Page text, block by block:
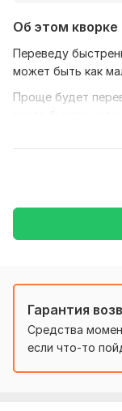
Об этом кворке
Переведу
может быть как
Проще будет
От покупателя
текст на
Тематика: Авто и
Объем услуги в
Гарантия
Средства
если что-то